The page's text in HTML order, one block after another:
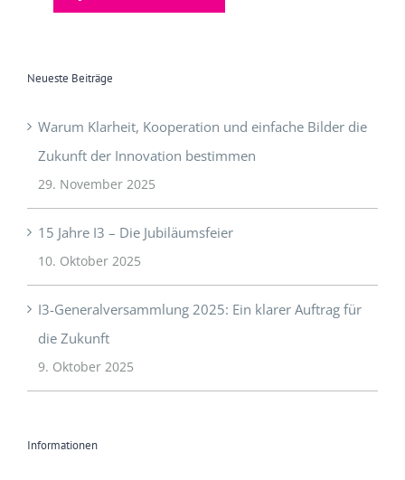
Neueste Beiträge
Warum Klarheit, Kooperation und einfache Bilder die
Zukunft der Innovation bestimmen
29. November 2025
15 Jahre I3 – Die Jubiläumsfeier
10. Oktober 2025
I3-Generalversammlung 2025: Ein klarer Auftrag für
die Zukunft
9. Oktober 2025
Informationen